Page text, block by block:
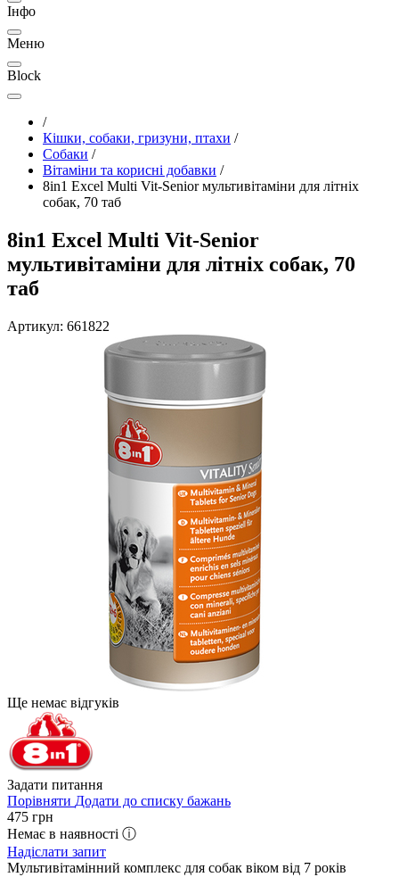
Інфо
Меню
Block
/
Кішки, собаки, гризуни, птахи /
Собаки /
Вітаміни та корисні добавки /
8in1 Excel Multi Vit-Senior мультивітаміни для літніх
собак, 70 таб
8in1 Excel Multi Vit-Senior
мультивітаміни для літніх собак, 70
таб
Артикул: 661822
Ще немає відгуків
Задати питання
Порівняти Додати до списку бажань
475 грн
Немає в наявності ⓘ
Надіслати запит
Мультивітамінний комплекс для собак віком від 7 років